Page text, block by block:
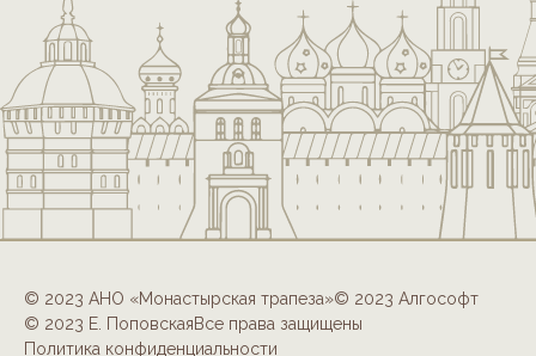
© 2023 АНО «Монастырская трапеза»© 2023 Алгософт
© 2023 Е. ПоповскаяВсе права защищены
Политика конфиденциальности